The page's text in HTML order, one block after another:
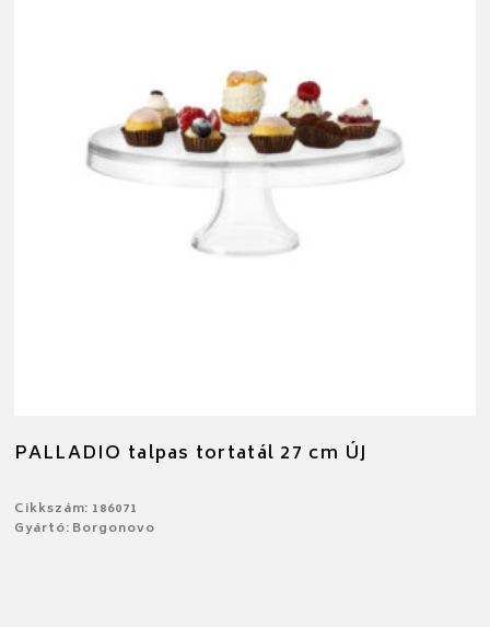
PALLADIO talpas tortatál 27 cm ÚJ
Cikkszám: 186071
Gyártó: Borgonovo